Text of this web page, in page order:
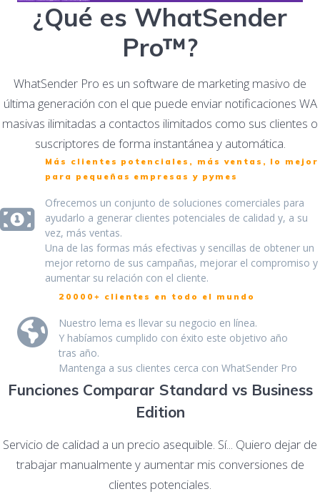
¿Qué es WhatSender
Pro™?
WhatSender Pro es un software de marketing masivo de
última generación con el que puede enviar notificaciones WA
masivas ilimitadas a contactos ilimitados como sus clientes o
suscriptores de forma instantánea y automática.
Más clientes potenciales, más ventas, lo mejor
para pequeñas empresas y pymes
Ofrecemos un conjunto de soluciones comerciales para
ayudarlo a generar clientes potenciales de calidad y, a su
vez, más ventas.
Una de las formas más efectivas y sencillas de obtener un
mejor retorno de sus campañas, mejorar el compromiso y
aumentar su relación con el cliente.
20000+ clientes en todo el mundo
Nuestro lema es llevar su negocio en línea.
Y habíamos cumplido con éxito este objetivo año
tras año.
Mantenga a sus clientes cerca con WhatSender Pro
Funciones Comparar Standard vs Business
Edition
Servicio de calidad a un precio asequible. Sí... Quiero dejar de
trabajar manualmente y aumentar mis conversiones de
clientes potenciales.